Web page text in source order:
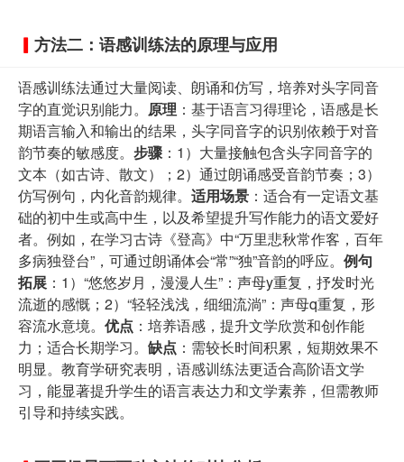
方法二：语感训练法的原理与应用
语感训练法通过大量阅读、朗诵和仿写，培养对头字同音
字的直觉识别能力。 原理 ：基于语言习得理论，语感是长
期语言输入和输出的结果，头字同音字的识别依赖于对音
韵节奏的敏感度。 步骤：1）大量接触包含头字同音字的
文本（如古诗、散文）；2）通过朗诵感受音韵节奏；3）
仿写例句，内化音韵规律。 适用场景 ：适合有一定语文基
础的初中生或高中生，以及希望提升写作能力的语文爱好
者。例如，在学习古诗《登高》中“万里悲秋常作客，百年
多病独登台”，可通过朗诵体会“常”“独”音韵的呼应。 例句
拓展 ：1）“悠悠岁月，漫漫人生”：声母y重复，抒发时光
流逝的感慨；2）“轻轻浅浅，细细流淌”：声母q重复，形
容流水意境。 优点 ：培养语感，提升文学欣赏和创作能
力；适合长期学习。 缺点 ：需较长时间积累，短期效果不
明显。教育学研究表明，语感训练法更适合高阶语文学
习，能显著提升学生的语言表达力和文学素养，但需教师
引导和持续实践。